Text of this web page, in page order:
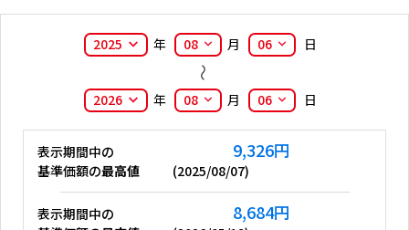
2025 年 08 月 06 日
2026 年 08 月 06 日
表示期間中の
基準価額の最高値
9,326円
(2025/08/07)
表示期間中の
8,684円